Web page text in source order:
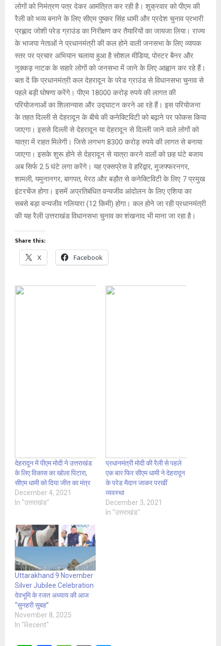
लोगों को निमंत्रण पत्र देकर आमंत्रित कर रही है। शुक्रवार को पीएम की
रैली को भव्य बनाने के लिए सीएम पुष्कर सिंह धामी और प्रदेश चुनाव प्रभारी
प्रह्लाद जोशी परेड ग्राउंड का निरीक्षण कर तैयारियों का जायजा लिया। राज्य
के भाजपा नेताओं ने प्रधानमंत्री की कल होने वाली जनसभा के लिए व्यापक
स्तर पर प्रचार अभियान चलाया हुआ है सोशल मीडिया, पोस्टर बैनर और
नुक्कड़ नाटक के सहारे लोगों को जनसभा में जाने के लिए आह्वान कर रहे हैं।
बता दें कि प्रधानमंत्री कल देहरादून के परेड ग्राउंड से विधानसभा चुनाव से
पहले बड़ी घोषणा करेंगे। पीएम 18000 करोड़ रुपये की लागत की
परियोजनाओं का शिलान्यास और उद्घाटन करने आ रहे हैं। इस परियोजना
के तहत दिल्ली से देहरादून के बीचे की कनेक्टिविटी को बढ़ाने पर फोकस किया
जाएगा। इससे दिल्ली से देहरादून या देहरादून से दिल्ली जाने वाले लोगों को
यात्रा में राहत मिलेगी। जिसे लगभग 8300 करोड़ रुपये की लागत से बनाया
जाएगा। इसके शुरू होने से देहरादून से यात्रा करने वालों को छह घंटे बजाय
अब सिर्फ 2.5 घंटे लगा करेंगे। यह एक्सप्रेस वे हरिद्वार, मुजफ्फरनगर,
शामली, यमुनानगर, बागपत, मेरठ और बड़ौत से कनेक्टिविटी के लिए 7 प्रमुख
इंटरचेंज होगा। इसमें अप्रतिबंधित वन्यजीव आंदोलन के लिए एशिया का
सबसे बड़ा वन्यजीव गलियारा (12 किमी) होगा। कल होने जा रही प्रधानमंत्री
की यह रैली उत्तराखंड विधानसभा चुनाव का शंखनाद भी माना जा रहा है।
Share this:
X Facebook
देहरादून में पीएम मोदी ने उत्तराखंड
के लिए विकास का खोला पिटारा,
सीएम धामी को दिया जीत का मंत्र
December 4, 2021
In "उत्तराखंड"
प्रधानमंत्री मोदी की रैली से पहले
एक बार फिर सीएम धामी ने देहरादून
के परेड मैदान जाकर परखीं
व्यवस्था
December 3, 2021
In "उत्तराखंड"
Uttarakhand 9 November
Silver Jubilee Celebration
देवभूमि के रजत अध्याय की आज
“सुनहरी सुबह”
November 8, 2025
In "Recent"